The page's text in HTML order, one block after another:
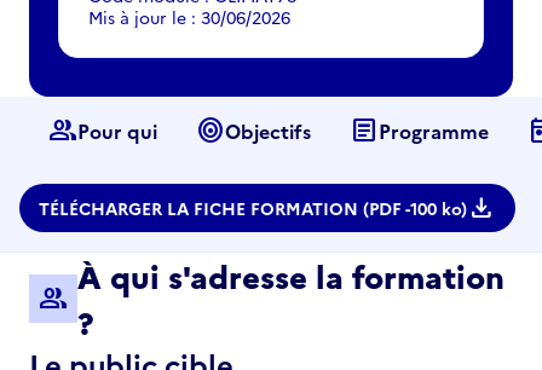
Mis à jour le : 30/06/2026
groupPour qui targetObjectifs articleProgramme
TÉLÉCHARGER LA FICHE FORMATION (PDF -100 ko) download
group
À qui s'adresse la formation
?